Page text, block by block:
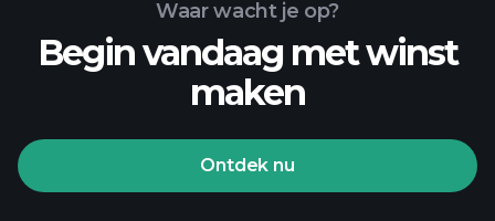
Waar wacht je op?
Begin vandaag met winst
maken
Ontdek nu